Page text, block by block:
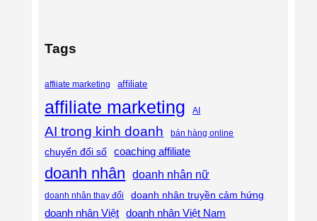
Tags
affiiate marketing affiliate
affiliate marketing AI
AI trong kinh doanh bán hàng online
chuyển đổi số coaching affiliate
doanh nhân doanh nhân nữ
doanh nhân thay đổi doanh nhân truyền cảm hứng
doanh nhân Việt doanh nhân Việt Nam